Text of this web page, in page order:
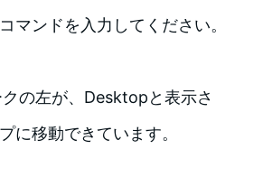
マンドを入力してください。
クの左が、Desktopと表示さ
に移動できています。